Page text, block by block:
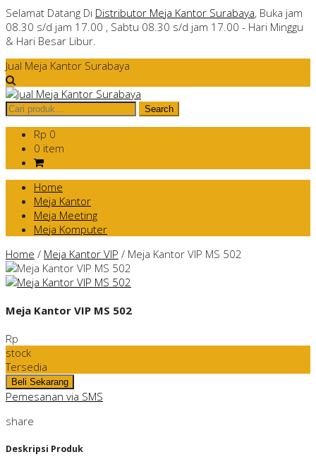
Selamat Datang Di Distributor Meja Kantor Surabaya, Buka jam
08.30 s/d jam 17.00 , Sabtu 08.30 s/d jam 17.00 - Hari Minggu
& Hari Besar Libur.
Jual Meja Kantor Surabaya
Rp 0
0 item
Home
Meja Kantor
Meja Meeting
Meja Komputer
Home / Meja Kantor VIP / Meja Kantor VIP MS 502
Meja Kantor VIP MS 502
Rp
stock
Tersedia
Pemesanan via SMS
share
Deskripsi Produk